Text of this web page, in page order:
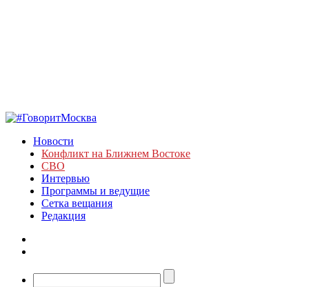
Новости
Конфликт на Ближнем Востоке
СВО
Интервью
Программы и ведущие
Сетка вещания
Редакция